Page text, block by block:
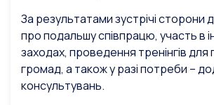
За результатами зустрічі сторони
про подальшу співпрацю, участь в
заходах, проведення тренінгів для
громад, а також у разі потреби –
консультувань.